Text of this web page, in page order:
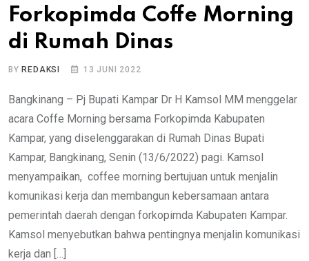
Forkopimda Coffe Morning
di Rumah Dinas
BYREDAKSI 13 JUNI 2022
Bangkinang – Pj Bupati Kampar Dr H Kamsol MM menggelar
acara Coffe Morning bersama Forkopimda Kabupaten
Kampar, yang diselenggarakan di Rumah Dinas Bupati
Kampar, Bangkinang, Senin (13/6/2022) pagi. Kamsol
menyampaikan, coffee morning bertujuan untuk menjalin
komunikasi kerja dan membangun kebersamaan antara
pemerintah daerah dengan forkopimda Kabupaten Kampar.
Kamsol menyebutkan bahwa pentingnya menjalin komunikasi
kerja dan […]